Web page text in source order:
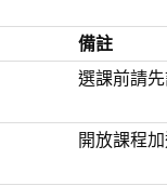
備註
選課前請
開放課程